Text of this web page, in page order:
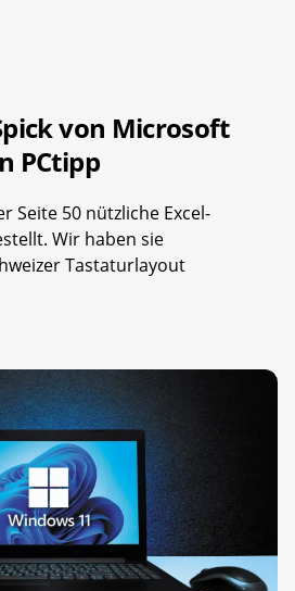
von Microsoft
PCtipp
Seite 50 nützliche Excel-
Wir haben sie
Tastaturlayout